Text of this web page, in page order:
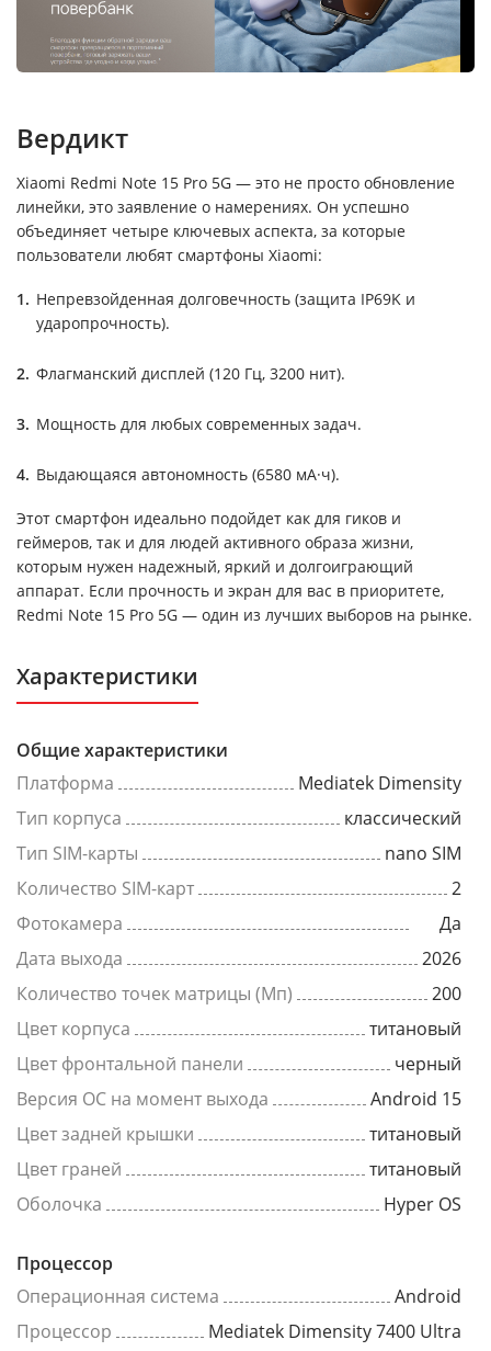
Вердикт
Xiaomi Redmi Note 15 Pro 5G — это не просто обновление
линейки, это заявление о намерениях. Он успешно
объединяет четыре ключевых аспекта, за которые
пользователи любят смартфоны Xiaomi:
Непревзойденная долговечность (защита IP69K и
ударопрочность).
Флагманский дисплей (120 Гц, 3200 нит).
Мощность для любых современных задач.
Выдающаяся автономность (6580 мА·ч).
Этот смартфон идеально подойдет как для гиков и
геймеров, так и для людей активного образа жизни,
которым нужен надежный, яркий и долгоиграющий
аппарат. Если прочность и экран для вас в приоритете,
Redmi Note 15 Pro 5G — один из лучших выборов на рынке.
Характеристики
Общие характеристики
Платформа
Mediatek Dimensity
Тип корпуса
классический
Тип SIM-карты
nano SIM
Количество SIM-карт
2
Фотокамера
Да
Дата выхода
2026
Количество точек матрицы (Мп)
200
Цвет корпуса
титановый
Цвет фронтальной панели
черный
Версия ОС на момент выхода
Android 15
Цвет задней крышки
титановый
Цвет граней
титановый
Оболочка
Hyper OS
Процессор
Операционная система
Android
Процессор
Mediatek Dimensity 7400 Ultra